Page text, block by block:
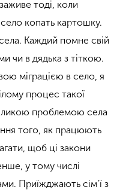
тоді, коли
копать картошку.
Каждий помне свій
чи в дядька з тіткою.
міграцією в село, я
процес такої
проблемою села
того, як працюють
щоб ці закони
у тому числі
Приїжджають сім’ї з